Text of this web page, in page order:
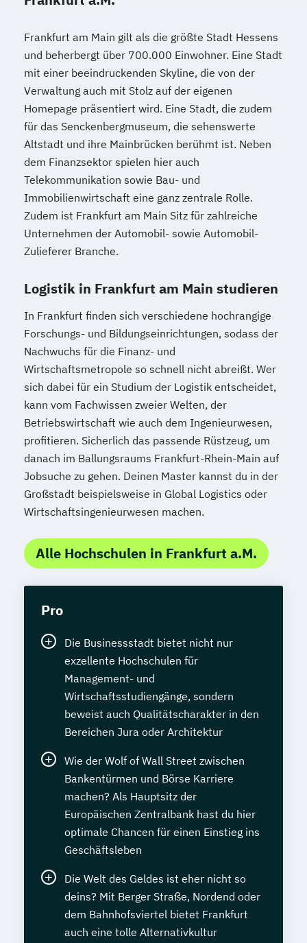
Frankfurt am Main gilt als die größte Stadt Hessens
und beherbergt über 700.000 Einwohner. Eine Stadt
mit einer beeindruckenden Skyline, die von der
Verwaltung auch mit Stolz auf der eigenen
Homepage präsentiert wird. Eine Stadt, die zudem
für das Senckenbergmuseum, die sehenswerte
Altstadt und ihre Mainbrücken berühmt ist. Neben
dem Finanzsektor spielen hier auch
Telekommunikation sowie Bau- und
Immobilienwirtschaft eine ganz zentrale Rolle.
Zudem ist Frankfurt am Main Sitz für zahlreiche
Unternehmen der Automobil- sowie Automobil-
Zulieferer Branche.
Logistik in Frankfurt am Main studieren
In Frankfurt finden sich verschiedene hochrangige
Forschungs- und Bildungseinrichtungen, sodass der
Nachwuchs für die Finanz- und
Wirtschaftsmetropole so schnell nicht abreißt. Wer
sich dabei für ein Studium der Logistik entscheidet,
kann vom Fachwissen zweier Welten, der
Betriebswirtschaft wie auch dem Ingenieurwesen,
profitieren. Sicherlich das passende Rüstzeug, um
danach im Ballungsraums Frankfurt-Rhein-Main auf
Jobsuche zu gehen. Deinen Master kannst du in der
Großstadt beispielsweise in Global Logistics oder
Wirtschaftsingenieurwesen machen.
Alle Hochschulen in Frankfurt a.M.
Pro
Die Businessstadt bietet nicht nur
exzellente Hochschulen für
Management- und
Wirtschaftsstudiengänge, sondern
beweist auch Qualitätscharakter in den
Bereichen Jura oder Architektur
Wie der Wolf of Wall Street zwischen
Bankentürmen und Börse Karriere
machen? Als Hauptsitz der
Europäischen Zentralbank hast du hier
optimale Chancen für einen Einstieg ins
Geschäftsleben
Die Welt des Geldes ist eher nicht so
deins? Mit Berger Straße, Nordend oder
dem Bahnhofsviertel bietet Frankfurt
auch eine tolle Alternativkultur